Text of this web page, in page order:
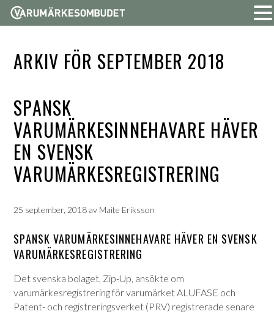
ARKIV FÖR SEPTEMBER 2018
SPANSK
VARUMÄRKESINNEHAVARE HÄVER
EN SVENSK
VARUMÄRKESREGISTRERING
25 september, 2018 av Maite Eriksson
SPANSK VARUMÄRKESINNEHAVARE HÄVER EN SVENSK
VARUMÄRKESREGISTRERING
Det svenska bolaget, Zip-Up, ansökte om
varumärkesregistrering för varumärket ALUFASE och
Patent- och registreringsverket (PRV) registrerade senare